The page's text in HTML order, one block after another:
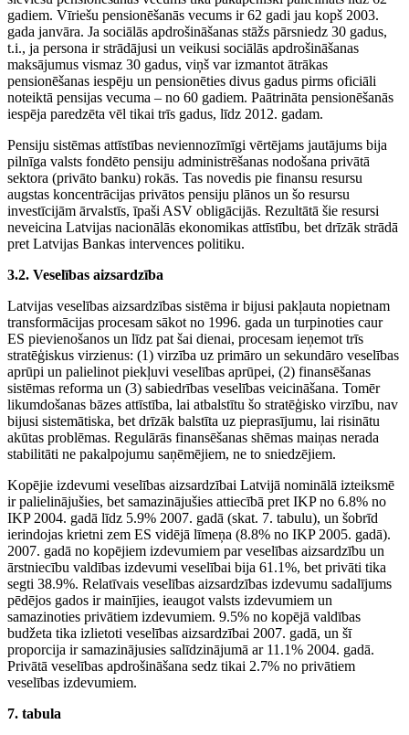
gadiem. Vīriešu pensionēšanās vecums ir 62 gadi jau kopš 2003.
gada janvāra. Ja sociālās apdrošināšanas stāžs pārsniedz 30 gadus,
t.i., ja persona ir strādājusi un veikusi sociālās apdrošināšanas
maksājumus vismaz 30 gadus, viņš var izmantot ātrākas
pensionēšanas iespēju un pensionēties divus gadus pirms oficiāli
noteiktā pensijas vecuma – no 60 gadiem. Paātrināta pensionēšanās
iespēja paredzēta vēl tikai trīs gadus, līdz 2012. gadam.
Pensiju sistēmas attīstības neviennozīmīgi vērtējams jautājums bija
pilnīga valsts fondēto pensiju administrēšanas nodošana privātā
sektora (privāto banku) rokās. Tas novedis pie finansu resursu
augstas koncentrācijas privātos pensiju plānos un šo resursu
investīcijām ārvalstīs, īpaši ASV obligācijās. Rezultātā šie resursi
neveicina Latvijas nacionālās ekonomikas attīstību, bet drīzāk strādā
pret Latvijas Bankas intervences politiku.
3.2. Veselības aizsardzība
Latvijas veselības aizsardzības sistēma ir bijusi pakļauta nopietnam
transformācijas procesam sākot no 1996. gada un turpinoties caur
ES pievienošanos un līdz pat šai dienai, procesam ieņemot trīs
stratēģiskus virzienus: (1) virzība uz primāro un sekundāro veselības
aprūpi un palielinot piekļuvi veselības aprūpei, (2) finansēšanas
sistēmas reforma un (3) sabiedrības veselības veicināšana. Tomēr
likumdošanas bāzes attīstība, lai atbalstītu šo stratēģisko virzību, nav
bijusi sistemātiska, bet drīzāk balstīta uz pieprasījumu, lai risinātu
akūtas problēmas. Regulārās finansēšanas shēmas maiņas nerada
stabilitāti ne pakalpojumu saņēmējiem, ne to sniedzējiem.
Kopējie izdevumi veselības aizsardzībai Latvijā nominālā izteiksmē
ir palielinājušies, bet samazinājušies attiecībā pret IKP no 6.8% no
IKP 2004. gadā līdz 5.9% 2007. gadā (skat. 7. tabulu), un šobrīd
ierindojas krietni zem ES vidējā līmeņa (8.8% no IKP 2005. gadā).
2007. gadā no kopējiem izdevumiem par veselības aizsardzību un
ārstniecību valdības izdevumi veselībai bija 61.1%, bet privāti tika
segti 38.9%. Relatīvais veselības aizsardzības izdevumu sadalījums
pēdējos gados ir mainījies, ieaugot valsts izdevumiem un
samazinoties privātiem izdevumiem. 9.5% no kopējā valdības
budžeta tika izlietoti veselības aizsardzībai 2007. gadā, un šī
proporcija ir samazinājusies salīdzinājumā ar 11.1% 2004. gadā.
Privātā veselības apdrošināšana sedz tikai 2.7% no privātiem
veselības izdevumiem.
7. tabula